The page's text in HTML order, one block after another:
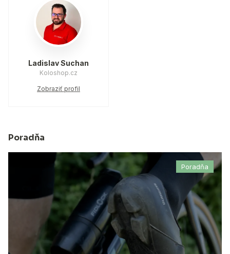
Ladislav Suchan
Koloshop.cz
Zobraziť profil
Poradňa
Poradňa